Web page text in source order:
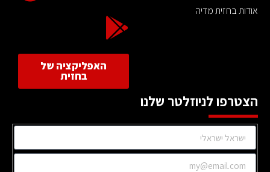
אודות בחזית מדיה
האפליקציה של
בחזית
הצטרפו לניוזלטר שלנו